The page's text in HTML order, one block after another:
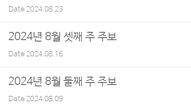
Date2024.08.23
2024년 8월 셋째 주 주보
Date2024.08.16
2024년 8월 둘째 주 주보
Date2024.08.09